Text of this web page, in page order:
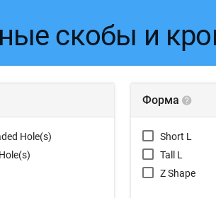
скобы и
Hole(s)
Форма
Short L
Tall L
Z Shape